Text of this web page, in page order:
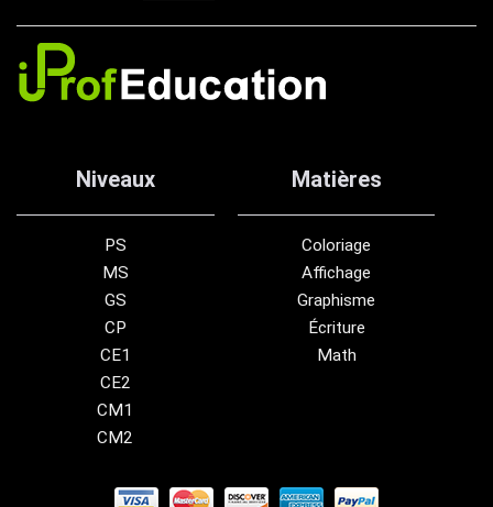
Niveaux
PS
MS
GS
CP
CE1
CE2
CM1
CM2
Matières
Coloriage
Affichage
Graphisme
Écriture
Math